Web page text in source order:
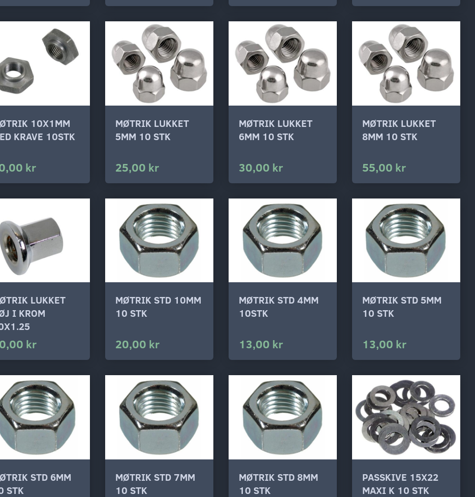
10X1MM
KRAVE 10STK
kr
MØTRIK LUKKET
5MM 10 STK
25,00 kr
MØTRIK LUKKET
6MM 10 STK
30,00 kr
MØTRIK LUKKET
8MM 10 STK
55,00 kr
LUKKET
I KROM
kr
MØTRIK STD 10MM
10 STK
20,00 kr
MØTRIK STD 4MM
10STK
13,00 kr
MØTRIK STD 5MM
10 STK
13,00 kr
STD 6MM
STK
MØTRIK STD 7MM
10 STK
MØTRIK STD 8MM
10 STK
PASSKIVE 15X22
MAXI K 10 STK